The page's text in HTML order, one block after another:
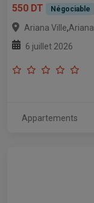
550 DT
Négociable
Ariana Ville,Ariana
6 juillet 2026
Appartements